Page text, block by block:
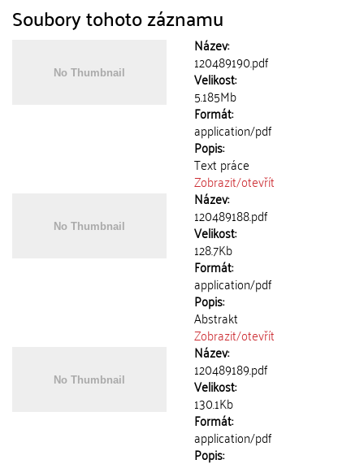
Soubory tohoto záznamu
Název:
120489190.pdf
Velikost:
5.185Mb
Formát:
application/pdf
Popis:
Text práce
Zobrazit/otevřít
Název:
120489188.pdf
Velikost:
128.7Kb
Formát:
application/pdf
Popis:
Abstrakt
Zobrazit/otevřít
Název:
120489189.pdf
Velikost:
130.1Kb
Formát:
application/pdf
Popis: